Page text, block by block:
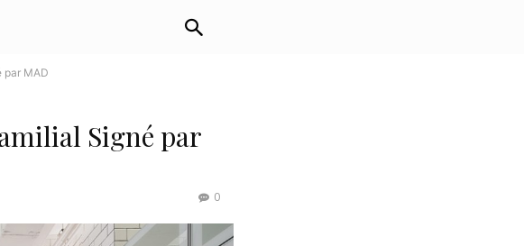
par MAD
Signé par
0